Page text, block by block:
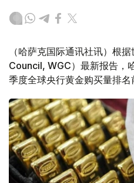
（哈萨克国际通讯社讯）根
Council, WGC）最新报告，
季度全球央行黄金购买量排名